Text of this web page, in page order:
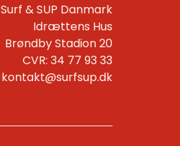
Surf & SUP Danmark
Idrættens Hus
Brøndby Stadion 20
CVR: 34 77 93 33
kontakt@surfsup.dk